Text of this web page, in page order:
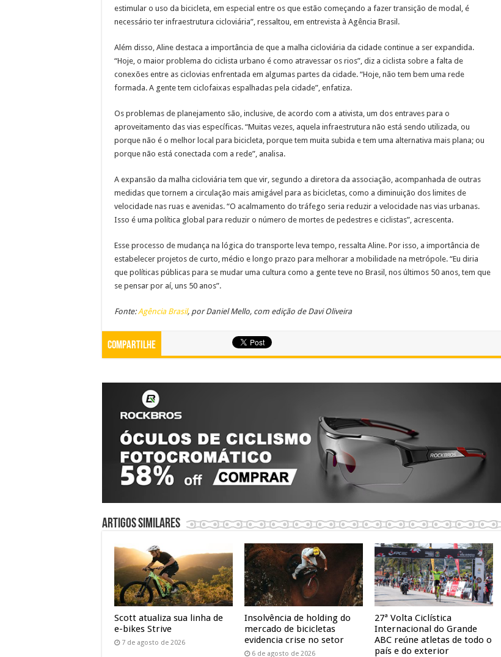
estimular o uso da bicicleta, em especial entre os que estão começando a fazer transição de modal, é
necessário ter infraestrutura cicloviária”, ressaltou, em entrevista à Agência Brasil.
Além disso, Aline destaca a importância de que a malha cicloviária da cidade continue a ser expandida.
“Hoje, o maior problema do ciclista urbano é como atravessar os rios”, diz a ciclista sobre a falta de
conexões entre as ciclovias enfrentada em algumas partes da cidade. “Hoje, não tem bem uma rede
formada. A gente tem ciclofaixas espalhadas pela cidade”, enfatiza.
Os problemas de planejamento são, inclusive, de acordo com a ativista, um dos entraves para o
aproveitamento das vias específicas. “Muitas vezes, aquela infraestrutura não está sendo utilizada, ou
porque não é o melhor local para bicicleta, porque tem muita subida e tem uma alternativa mais plana; ou
porque não está conectada com a rede”, analisa.
A expansão da malha cicloviária tem que vir, segundo a diretora da associação, acompanhada de outras
medidas que tornem a circulação mais amigável para as bicicletas, como a diminuição dos limites de
velocidade nas ruas e avenidas. “O acalmamento do tráfego seria reduzir a velocidade nas vias urbanas.
Isso é uma política global para reduzir o número de mortes de pedestres e ciclistas”, acrescenta.
Esse processo de mudança na lógica do transporte leva tempo, ressalta Aline. Por isso, a importância de
estabelecer projetos de curto, médio e longo prazo para melhorar a mobilidade na metrópole. “Eu diria
que políticas públicas para se mudar uma cultura como a gente teve no Brasil, nos últimos 50 anos, tem que
se pensar por aí, uns 50 anos”.
Fonte:Agência Brasil, por Daniel Mello, com edição de Davi Oliveira
Compartilhe
Artigos similares
Scott atualiza sua linha de
e-bikes Strive
7 de agosto de 2026
Insolvência de holding do
mercado de bicicletas
evidencia crise no setor
6 de agosto de 2026
27ª Volta Ciclística
Internacional do Grande
ABC reúne atletas de todo o
país e do exterior